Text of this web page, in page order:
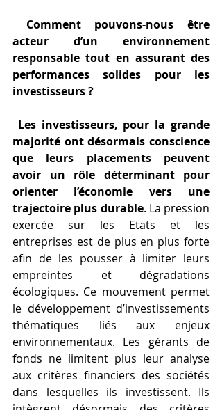
Comment pouvons-nous être
acteur d’un environnement
responsable tout en assurant des
performances solides pour les
investisseurs ?
Les investisseurs, pour la grande
majorité ont désormais conscience
que leurs placements peuvent
avoir un rôle déterminant pour
orienter l’économie vers une
trajectoire plus durable. La pression
exercée sur les Etats et les
entreprises est de plus en plus forte
afin de les pousser à limiter leurs
empreintes et dégradations
écologiques. Ce mouvement permet
le développement d’investissements
thématiques liés aux enjeux
environnementaux. Les gérants de
fonds ne limitent plus leur analyse
aux critères financiers des sociétés
dans lesquelles ils investissent. Ils